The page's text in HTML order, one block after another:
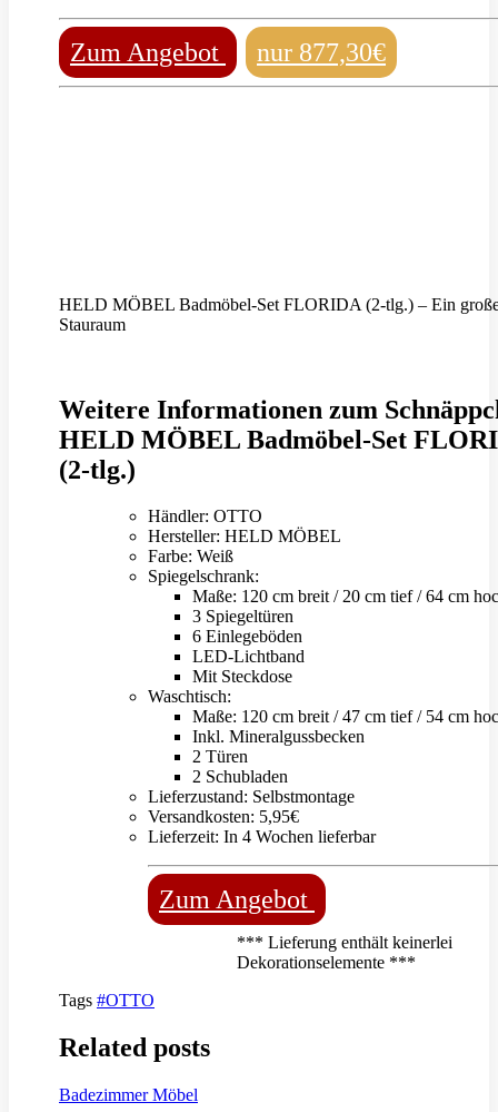
Zum Angebot nur 877,30€
HELD MÖBEL Badmöbel-Set FLORIDA (2-tlg.) – Ein
Stauraum
Weitere Informationen zum
HELD MÖBEL Badmöbel-Set
(2-tlg.)
Händler: OTTO
Hersteller: HELD MÖBEL
Farbe: Weiß
Spiegelschrank:
Maße: 120 cm breit / 20 cm tief / 64 cm
3 Spiegeltüren
6 Einlegeböden
LED-Lichtband
Mit Steckdose
Waschtisch:
Maße: 120 cm breit / 47 cm tief / 54 cm
Inkl. Mineralgussbecken
2 Türen
2 Schubladen
Lieferzustand: Selbstmontage
Versandkosten: 5,95€
Lieferzeit: In 4 Wochen lieferbar
Zum Angebot
*** Lieferung enthält keinerlei
Dekorationselemente ***
Tags #OTTO
Related posts
Badezimmer Möbel